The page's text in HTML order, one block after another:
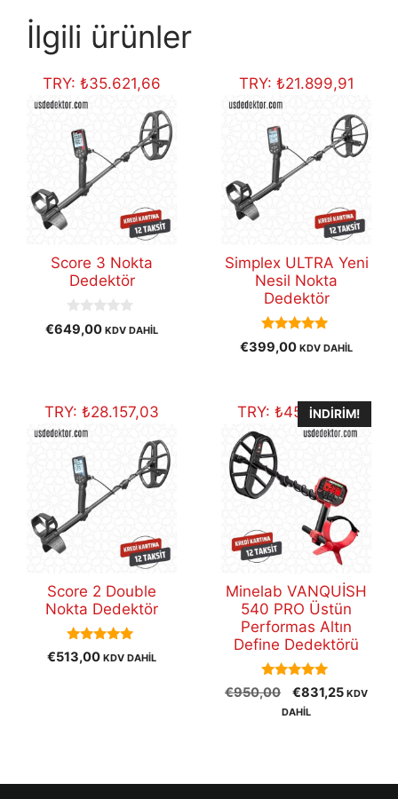
İlgili ürünler
TRY: ₺35.621,66
Score 3 Nokta
Dedektör
0
o
€649,00 KDV DAHİL
TRY: ₺21.899,91
Simplex ULTRA Yeni
Nesil Nokta
Dedektör
5.00
out of 5
€399,00 KDV DAHİL
TRY: ₺28.157,03
Score 2 Double
Nokta Dedektör
5.00
out of 5
€513,00 KDV DAHİL
TRY: ₺45.624,82
İNDIRIM!
Minelab VANQUİSH
540 PRO Üstün
Performas Altın
Define Dedektörü
5.00
out of 5
€950,00
Orijinal
fiyat:
€831,25Şu
KDV
DAHİL
© 2026US Dedektör. Yeraltı Görüntüleme ve